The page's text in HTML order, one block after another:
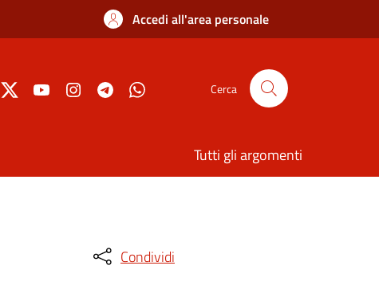
Accedi all'area personale
Cerca
Tutti gli argomenti
Condividi